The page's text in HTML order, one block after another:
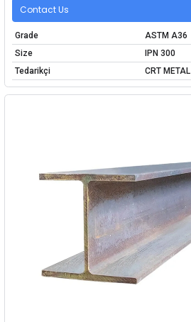
Contact Us
Grade
ASTM A36
Size
IPN 300
Tedarikçi
CRT METAL